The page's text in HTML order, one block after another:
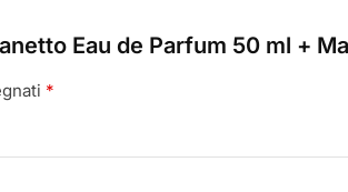
Eau de Parfum 50 ml +
*